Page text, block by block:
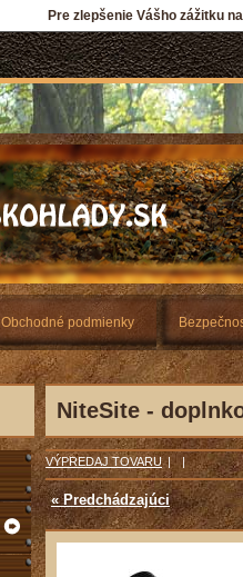
Pre zlepšenie Vášho zážitku
Obchodné podmienky
NiteSite -
VÝPREDAJ TOVARU | |
« Predchádzajúci